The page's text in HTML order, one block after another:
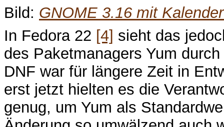
Bild: GNOME 3.16 mit
In Fedora 22 [4] sieht das
des Paketmanagers Yum
DNF war für längere Zeit in
erst jetzt hielten es die
genug, um Yum als